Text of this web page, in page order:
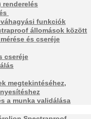
renderelés
funkciók
állomások között
és cseréje
cseréje
megtekintéséhez,
a munka validálása
ös CMYKOGV